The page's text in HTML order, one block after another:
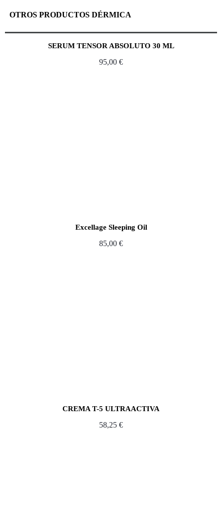
OTROS PRODUCTOS DÉRMICA
SERUM TENSOR ABSOLUTO 30 ML
95,00 €
Excellage Sleeping Oil
85,00 €
CREMA T-5 ULTRAACTIVA
58,25 €